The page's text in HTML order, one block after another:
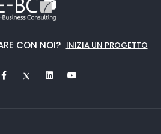
CON NOI? INIZIA UN PROGETTO